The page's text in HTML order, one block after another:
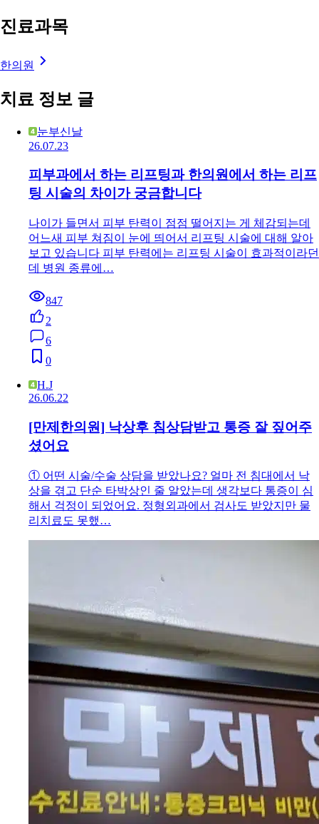
진료과목
한의원
치료 정보 글
눈부신날
26.07.23
피부과에서 하는 리프팅과 한의원에서 하는 리프
팅 시술의 차이가 궁금합니다
나이가 들면서 피부 탄력이 점점 떨어지는 게 체감되는데
어느새 피부 쳐짐이 눈에 띄어서 리프팅 시술에 대해 알아
보고 있습니다 피부 탄력에는 리프팅 시술이 효과적이라던
데 병원 종류에…
847
2
6
0
H.J
26.06.22
[만제한의원] 낙상후 침상담받고 통증 잘 짚어주
셨어요
① 어떤 시술/수술 상담을 받았나요? 얼마 전 침대에서 낙
상을 겪고 단순 타박상인 줄 알았는데 생각보다 통증이 심
해서 걱정이 되었어요. 정형외과에서 검사도 받았지만 물
리치료도 못했…